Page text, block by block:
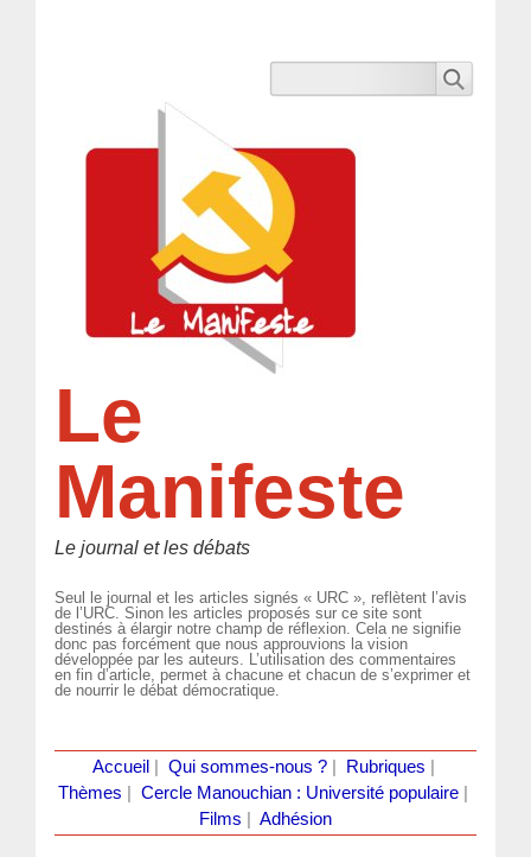
Le
Manifeste
Le journal et les débats
Seul le journal et les articles signés « URC », reflètent l’avis
de l’URC. Sinon les articles proposés sur ce site sont
destinés à élargir notre champ de réflexion. Cela ne signifie
donc pas forcément que nous approuvions la vision
développée par les auteurs. L’utilisation des commentaires
en fin d’article, permet à chacune et chacun de s’exprimer et
de nourrir le débat démocratique.
Accueil Qui sommes-nous ?| Rubriques
Thèmes
Cercle Manouchian : Université populaire
Films
Adhésion